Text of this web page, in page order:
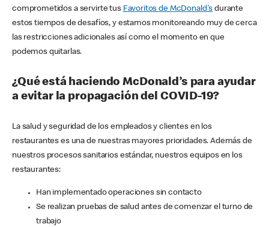
comprometidos a servirte tus Favoritos de McDonald's durante
estos tiempos de desafíos, y estamos monitoreando muy de cerca
las restricciones adicionales así como el momento en que
podemos quitarlas.
¿Qué está haciendo McDonald’s para ayudar
a evitar la propagación del COVID-19?
La salud y seguridad de los empleados y clientes en los
restaurantes es una de nuestras mayores prioridades. Además de
nuestros procesos sanitarios estándar, nuestros equipos en los
restaurantes:
Han implementado operaciones sin contacto
Se realizan pruebas de salud antes de comenzar el turno de
trabajo